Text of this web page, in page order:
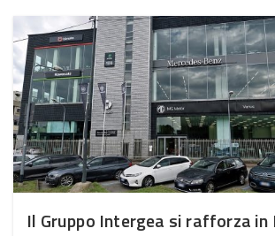
Il Gruppo Intergea si rafforza in